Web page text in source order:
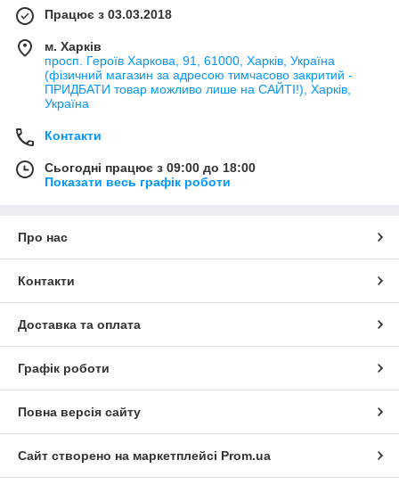
Працює з 03.03.2018
м. Харків
просп. Героїв Харкова, 91, 61000, Харків, Україна
(фізичний магазин за адресою тимчасово закритий -
ПРИДБАТИ товар можливо лише на САЙТІ!), Харків,
Україна
Контакти
Сьогодні працює з 09:00 до 18:00
Показати весь графік роботи
Про нас
Контакти
Доставка та оплата
Графік роботи
Повна версія сайту
Сайт створено на маркетплейсі Prom.ua